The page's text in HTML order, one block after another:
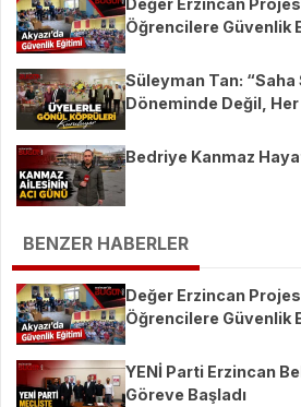
Öğrencilere Güvenlik
Süleyman Tan:
Döneminde Değil,
Bedriye Kanmaz
BENZER HABERLER
Değer Erzincan
Öğrencilere Güvenlik
YENİ Parti Erzincan
Göreve Başladı